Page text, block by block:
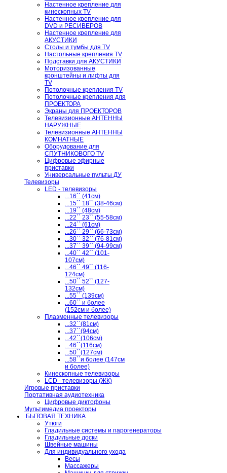
Настенное крепление для
кинескопных TV
Настенное крепление для
DVD и РЕСИВЕРОВ
Настенное крепление для
АКУСТИКИ
Столы и тумбы для TV
Настольные крепления TV
Подставки для АКУСТИКИ
Моторизованные
кронштейны и лифты для
TV
Потолочные крепления TV
Потолочные крепления для
ПРОЕКТОРА
Экраны для ПРОЕКТОРОВ
Телевизионные АНТЕННЫ
НАРУЖНЫЕ
Телевизионные АНТЕННЫ
КОМНАТНЫЕ
Оборудование для
СПУТНИКОВОГО TV
Цифровые эфирные
приставки
Универсальные пульты ДУ
Телевизоры
LED - телевизоры
...16`` (41см)
...15`` 18`` (38-46см)
...19`` (48см)
...22`` 23`` (55-58см)
...24`` (61см)
...26`` 29`` (66-73см)
...30`` 32`` (76-81см)
...37`` 39`` (94-99см)
...40`` 42`` (101-
107см)
...46`` 49`` (116-
124см)
...50`` 52`` (127-
132см)
...55`` (139см)
...60`` и более
(152см и более)
Плазменные телевизоры
...32``(81см)
...37``(94см)
...42``(106см)
...46``(116см)
...50``(127см)
...58``и более (147см
и более)
Кинескопные телевизоры
LCD - телевизоры (ЖК)
Игровые приставки
Портативная аудиотехника
Цифровые диктофоны
Мультимедиа проекторы
БЫТОВАЯ ТЕХНИКА
Утюги
Гладильные системы и парогенераторы
Гладильные доски
Швейные машины
Для индивидуального ухода
Весы
Массажеры